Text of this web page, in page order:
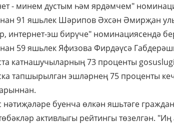
- минем дустым һәм ярдәмчем"
91 яшьлек Шәрипов Әхсән Әмирҗан
интернет-эш бирүче" номинациясендә
59 яшьлек Яфизова Фирдәүсә
катнашучыларның 73 проценты
тапшырылган эшләрнең 75 проценты
нәтиҗәләре буенча өлкән яшьтәге
активлыгы рейтингы төзелгән.